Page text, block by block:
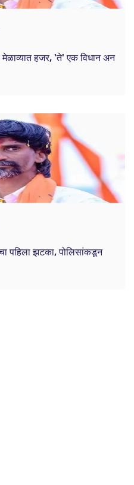
मेळाव्यात हजर, 'ते' एक विधान अन
पहिला झटका, पोलिसांकडून